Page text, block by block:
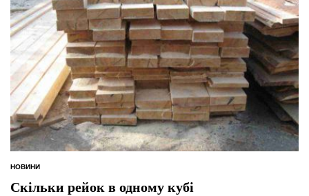
ОПУБЛІКУВАТИ
У
НОВИНИ
Скільки рейок в одному кубі